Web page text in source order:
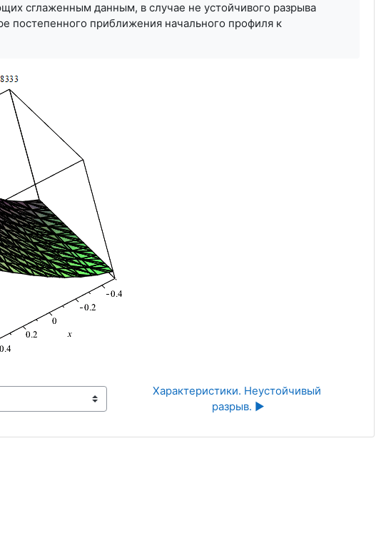
сглаженным данным, в случае не устойчивого разрыва
постепенного приближения начального профиля к
Характеристики. Неустойчивый
разрыв. ▶︎